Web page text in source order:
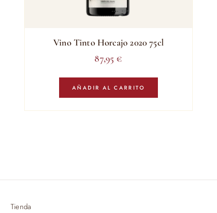
Vino Tinto Horcajo 2020 75cl
87,95 €
AÑADIR AL CARRITO
Tienda